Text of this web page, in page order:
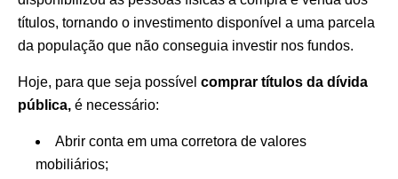
títulos, tornando o investimento disponível a uma parcela
da população que não conseguia investir nos fundos.
Hoje, para que seja possível comprar títulos da dívida
pública, é necessário:
Abrir conta em uma corretora de valores
mobiliários;